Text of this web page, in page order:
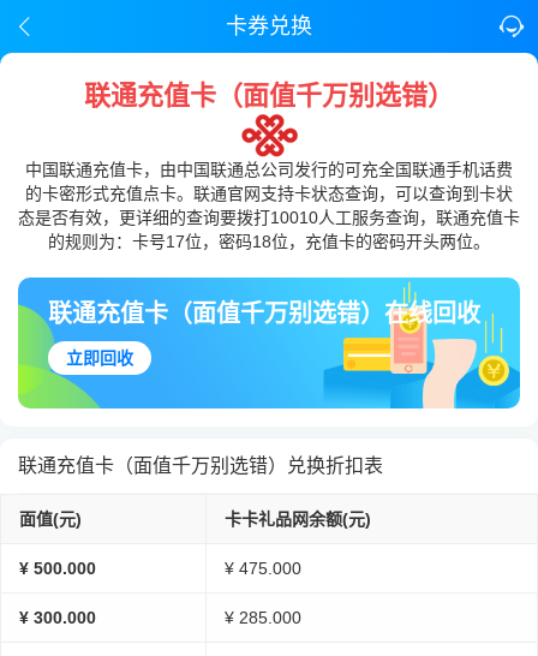
卡券兑换
联通充值卡（面值千万别选错）
中国联通充值卡，由中国联通总公司发行的可充全国联通手机话费
的卡密形式充值点卡。联通官网支持卡状态查询，可以查询到卡状
态是否有效，更详细的查询要拨打10010人工服务查询，联通充值卡
的规则为：卡号17位，密码18位，充值卡的密码开头两位。
联通充值卡（面值千万别选错）在线回收
立即回收
联通充值卡（面值千万别选错）兑换折扣表
面值(元) 卡卡礼品网余额(元)
¥ 500.000 ¥ 475.000
¥ 300.000 ¥ 285.000